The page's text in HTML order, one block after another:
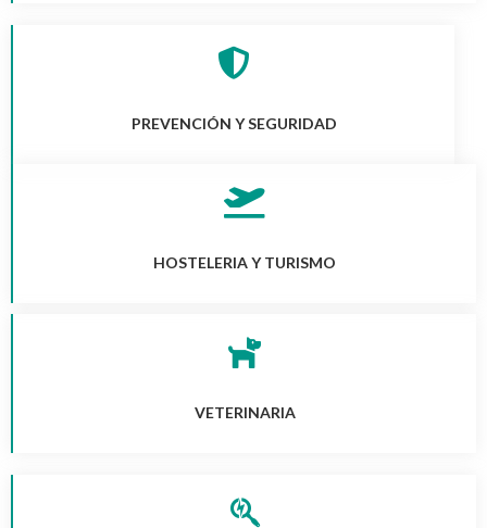
PREVENCIÓN Y SEGURIDAD
HOSTELERIA Y TURISMO
VETERINARIA